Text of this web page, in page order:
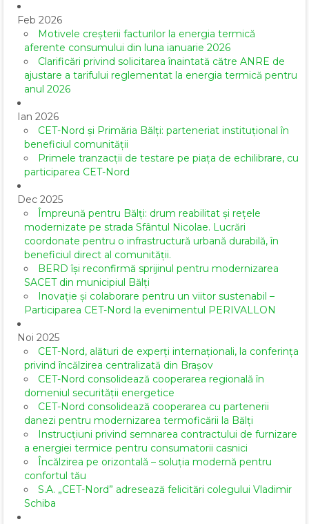
Feb 2026
Motivele creșterii facturilor la energia termică
aferente consumului din luna ianuarie 2026
Clarificări privind solicitarea înaintată către ANRE de
ajustare a tarifului reglementat la energia termică pentru
anul 2026
Ian 2026
CET-Nord și Primăria Bălți: parteneriat instituțional în
beneficiul comunității
Primele tranzacții de testare pe piața de echilibrare, cu
participarea CET-Nord
Dec 2025
Împreună pentru Bălți: drum reabilitat și rețele
modernizate pe strada Sfântul Nicolae. Lucrări
coordonate pentru o infrastructură urbană durabilă, în
beneficiul direct al comunității.
BERD își reconfirmă sprijinul pentru modernizarea
SACET din municipiul Bălți
Inovație și colaborare pentru un viitor sustenabil –
Participarea CET-Nord la evenimentul PERIVALLON
Noi 2025
CET-Nord, alături de experți internaționali, la conferința
privind încălzirea centralizată din Brașov
CET-Nord consolidează cooperarea regională în
domeniul securității energetice
CET-Nord consolidează cooperarea cu partenerii
danezi pentru modernizarea termoficării la Bălți
Instrucțiuni privind semnarea contractului de furnizare
a energiei termice pentru consumatorii casnici
Încălzirea pe orizontală – soluția modernă pentru
confortul tău
S.A. „CET-Nord” adresează felicitări colegului Vladimir
Schiba